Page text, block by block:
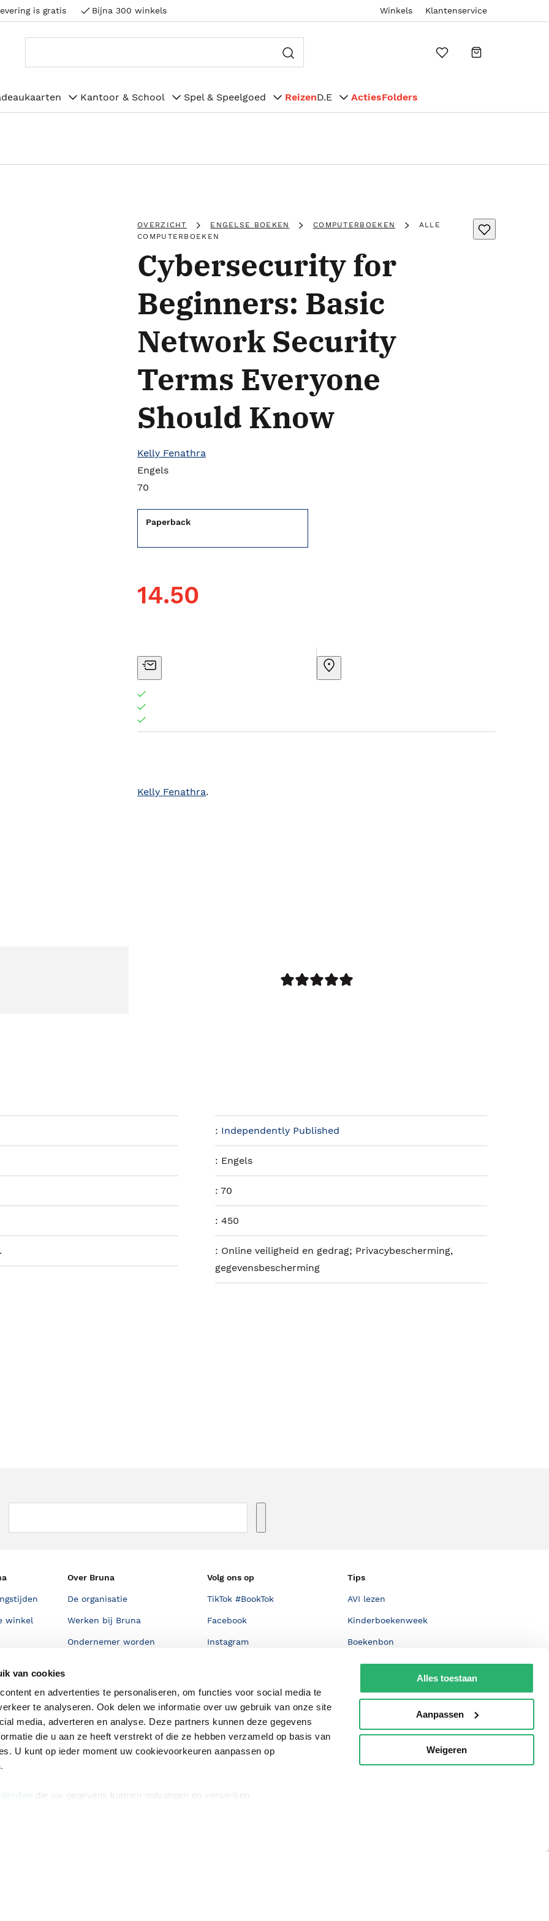
van cookies
en advertenties te personaliseren, om functies voor social media te
te analyseren. Ook delen we informatie over uw gebruik van onze site
media, adverteren en analyse. Deze partners kunnen deze gegevens
die u aan ze heeft verstrekt of die ze hebben verzameld op basis van
U kunt op ieder moment uw cookievoorkeuren aanpassen op
.
die uw gegevens kunnen ontvangen en verwerken.
Alles toestaan
Aanpassen
Weigeren
is gratis Bijna 300 winkels Winkels Klantenservice
Kantoor & School Spel & Speelgoed ReizenD.E ActiesFolders
OVERZICHT ENGELSE BOEKEN COMPUTERBOEKEN
ALLE
COMPUTERBOEKEN
Cybersecurity for
Beginners: Basic
Network Security
Terms Everyone
Should Know
Kelly Fenathra
Engels
70
Paperback
14.50
Kelly Fenathra.
: Independently Published
: Engels
:70
:450
: Online veiligheid en gedrag; Privacybescherming,
gegevensbescherming
winkel
Over Bruna
De organisatie
Werken bij Bruna
Ondernemer worden
Statement
Blog
Discriminerende boeken
Volg ons op
TikTok #BookTok
Facebook
Instagram
Tips
AVI lezen
Kinderboekenweek
Boekenbon
De Nationale Voorleesdagen
Winacties